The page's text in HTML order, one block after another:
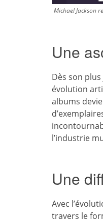
Michael Jackson
Une
Dès son
évolution
albums
l’industrie
Une
Avec
travers le